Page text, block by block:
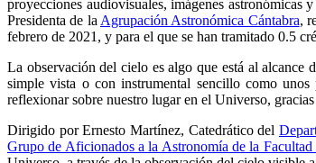
proyecciones audiovisuales, imágenes
Presidenta de la Agrupación Astronómica Cántabra,
febrero de 2021, y para el que se han tramitado 0.5
La observación del cielo es algo que está al alcance
simple vista o con instrumental sencillo como unos
reflexionar sobre nuestro lugar en el Universo,
Dirigido por Ernesto Martínez, Catedrático del
Grupo de Aficionados a la Astronomía de la